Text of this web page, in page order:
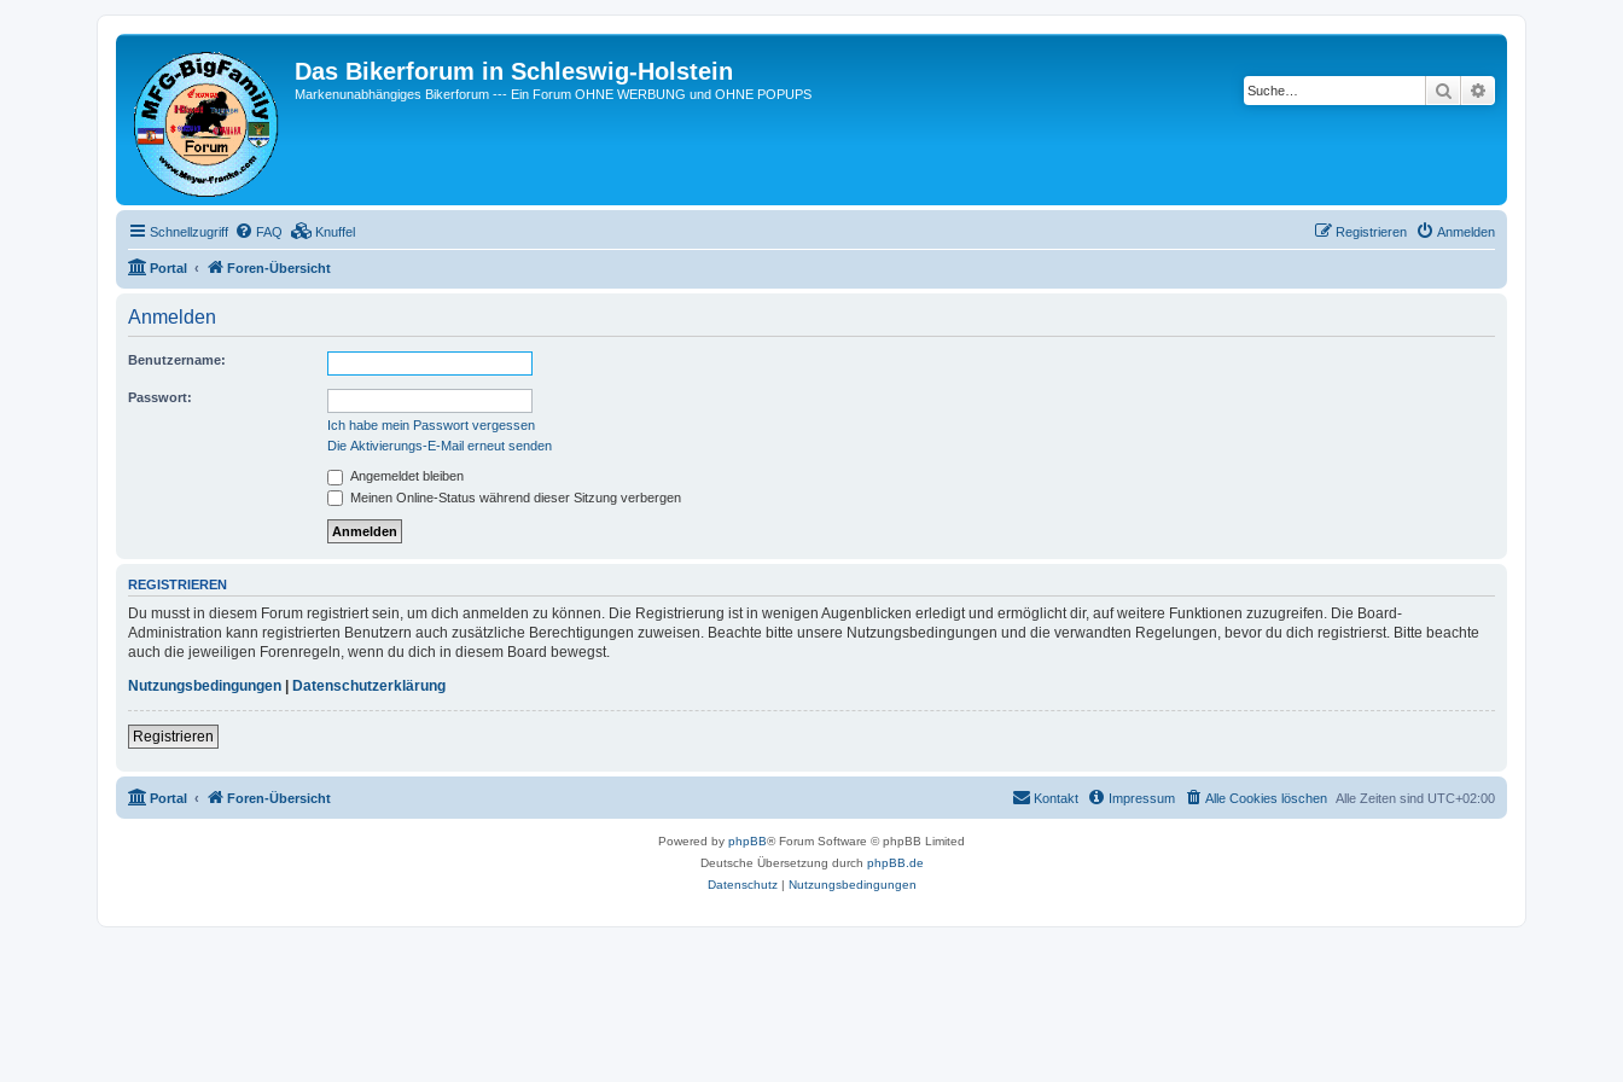
Das Bikerforum in Schleswig-Holstein
Markenunabhängiges Bikerforum --- Ein Forum OHNE WERBUNG und OHNE POPUPS Suche
Schnellzugriff FAQ Knuffel Anmelden
Registrieren
Portal Foren-Übersicht
Anmelden
Benutzername:
Passwort:
Ich habe mein Passwort vergessen
Die Aktivierungs-E-Mail erneut senden
Angemeldet bleiben
Meinen Online-Status während dieser Sitzung verbergen
REGISTRIEREN
Du musst in diesem Forum registriert sein, um dich anmelden zu können. Die Registrierung ist in wenigen Augenblicken erledigt und ermöglicht dir, auf weitere Funktionen zuzugreifen. Die Board-
Administration kann registrierten Benutzern auch zusätzliche Berechtigungen zuweisen. Beachte bitte unsere Nutzungsbedingungen und die verwandten Regelungen, bevor du dich registrierst. Bitte beachte
auch die jeweiligen Forenregeln, wenn du dich in diesem Board bewegst.
Nutzungsbedingungen | Datenschutzerklärung
Registrieren
Portal Foren-Übersicht Alle Zeiten sind UTC+02:00
Alle Cookies löschen
Impressum
Kontakt
Powered by phpBB® Forum Software © phpBB Limited
Deutsche Übersetzung durch phpBB.de
Datenschutz| Nutzungsbedingungen